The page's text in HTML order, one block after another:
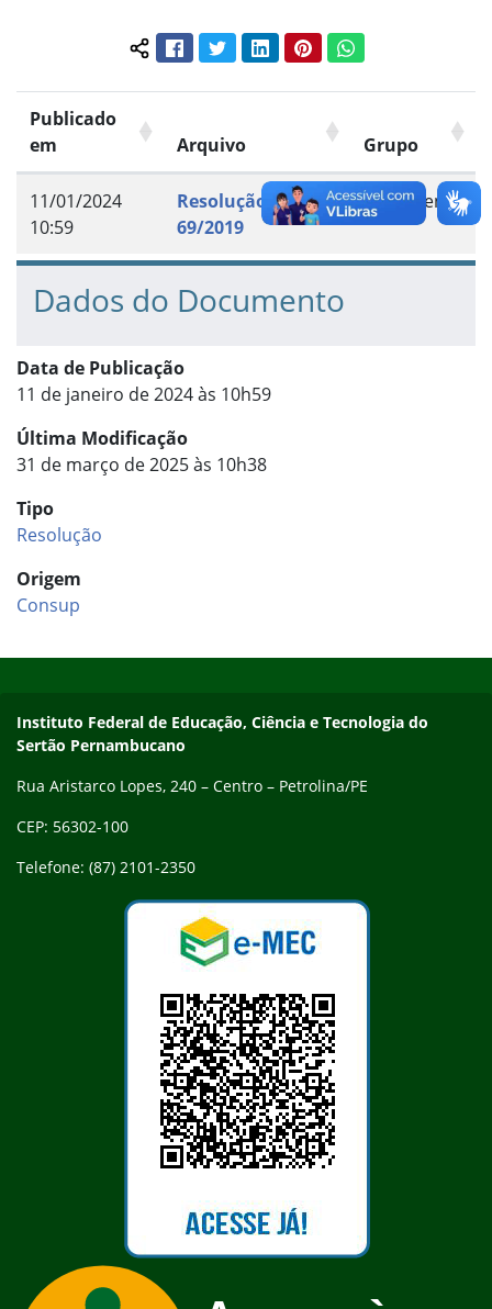
Compartilhar conteúdo:
FacebookTwitterLinkedInPinterestWhatsApp
Publicado
em
Arquivo Grupo
11/01/2024
10:59
Resolução n.º
69/2019
Documento
Dados do Documento
Data de Publicação
11 de janeiro de 2024 às 10h59
Última Modificação
31 de março de 2025 às 10h38
Tipo
Resolução
Origem
Consup
Endereço
Instituto Federal de Educação, Ciência e Tecnologia do
Sertão Pernambucano
Rua Aristarco Lopes, 240 – Centro – Petrolina/PE
CEP: 56302-100
Telefone: (87) 2101-2350